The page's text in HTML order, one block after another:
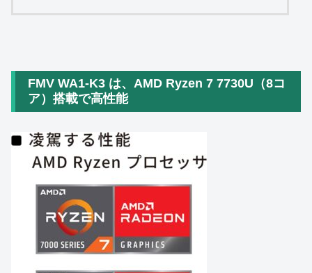
FMV WA1‑K3 は、AMD Ryzen 7 7730U（8コ
ア）搭載で高性能